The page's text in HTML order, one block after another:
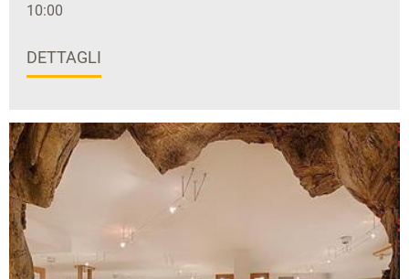
10:00
DETTAGLI